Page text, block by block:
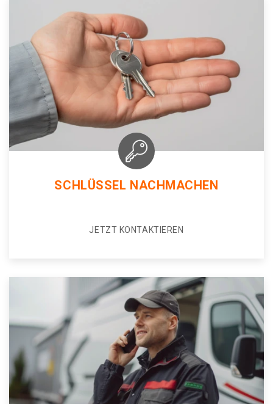
SCHLÜSSEL NACHMACHEN
JETZT KONTAKTIEREN